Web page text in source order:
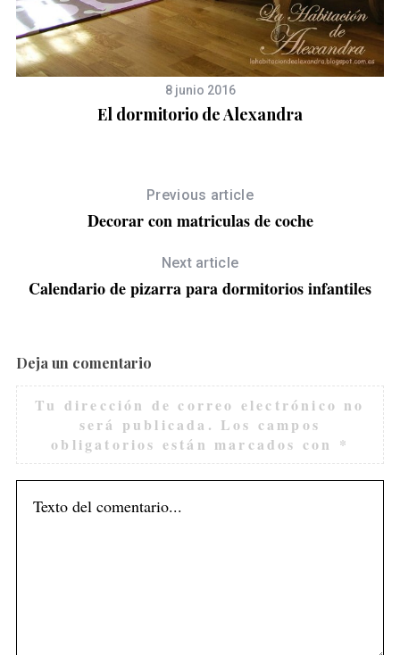
8 junio 2016
El dormitorio de Alexandra
Previous article
Decorar con matriculas de coche
Next article
Calendario de pizarra para dormitorios infantiles
Deja un comentario
Tu dirección de correo electrónico no
será publicada. Los campos
obligatorios están marcados con *